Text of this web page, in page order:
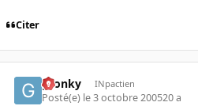
Citer
gronky INpactien
Posté(e) le 3 octobre 200520 a